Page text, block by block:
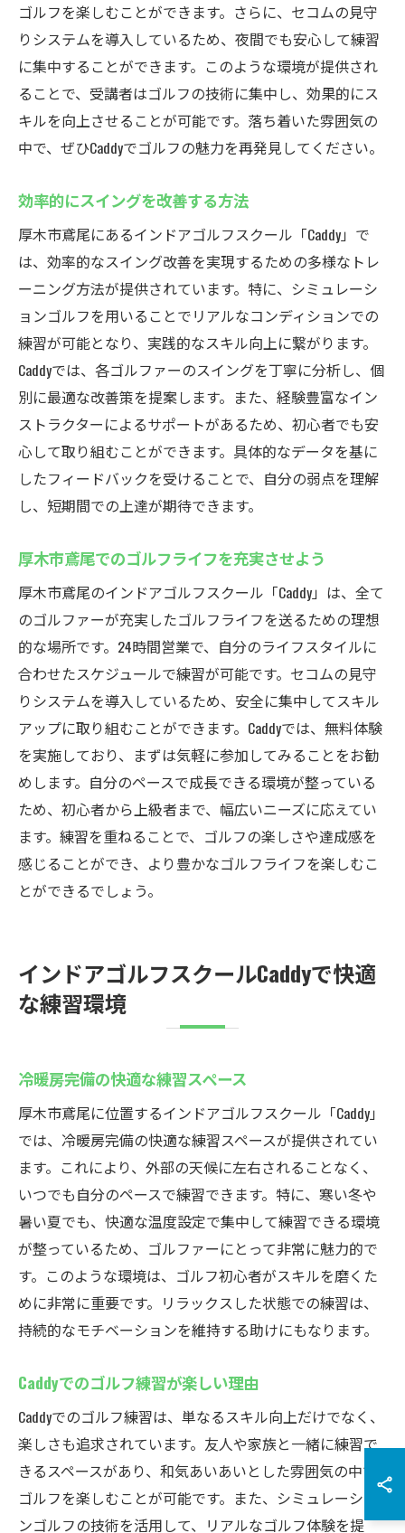
ゴルフを楽しむことができます。さらに、セコムの見守
りシステムを導入しているため、夜間でも安心して練習
に集中することができます。このような環境が提供され
ることで、受講者はゴルフの技術に集中し、効果的にス
キルを向上させることが可能です。落ち着いた雰囲気の
中で、ぜひCaddyでゴルフの魅力を再発見してください。
効率的にスイングを改善する方法
厚木市鳶尾にあるインドアゴルフスクール「Caddy」で
は、効率的なスイング改善を実現するための多様なトレ
ーニング方法が提供されています。特に、シミュレーシ
ョンゴルフを用いることでリアルなコンディションでの
練習が可能となり、実践的なスキル向上に繋がります。
Caddyでは、各ゴルファーのスイングを丁寧に分析し、個
別に最適な改善策を提案します。また、経験豊富なイン
ストラクターによるサポートがあるため、初心者でも安
心して取り組むことができます。具体的なデータを基に
したフィードバックを受けることで、自分の弱点を理解
し、短期間での上達が期待できます。
厚木市鳶尾でのゴルフライフを充実させよう
厚木市鳶尾のインドアゴルフスクール「Caddy」は、全て
のゴルファーが充実したゴルフライフを送るための理想
的な場所です。24時間営業で、自分のライフスタイルに
合わせたスケジュールで練習が可能です。セコムの見守
りシステムを導入しているため、安全に集中してスキル
アップに取り組むことができます。Caddyでは、無料体験
を実施しており、まずは気軽に参加してみることをお勧
めします。自分のペースで成長できる環境が整っている
ため、初心者から上級者まで、幅広いニーズに応えてい
ます。練習を重ねることで、ゴルフの楽しさや達成感を
感じることができ、より豊かなゴルフライフを楽しむこ
とができるでしょう。
インドアゴルフスクールCaddyで快適
な練習環境
冷暖房完備の快適な練習スペース
厚木市鳶尾に位置するインドアゴルフスクール「Caddy」
では、冷暖房完備の快適な練習スペースが提供されてい
ます。これにより、外部の天候に左右されることなく、
いつでも自分のペースで練習できます。特に、寒い冬や
暑い夏でも、快適な温度設定で集中して練習できる環境
が整っているため、ゴルファーにとって非常に魅力的で
す。このような環境は、ゴルフ初心者がスキルを磨くた
めに非常に重要です。リラックスした状態での練習は、
持続的なモチベーションを維持する助けにもなります。
Caddyでのゴルフ練習が楽しい理由
Caddyでのゴルフ練習は、単なるスキル向上だけでなく、
楽しさも追求されています。友人や家族と一緒に練習で
きるスペースがあり、和気あいあいとした雰囲気の中で
ゴルフを楽しむことが可能です。また、シミュレーショ
ンゴルフの技術を活用して、リアルなゴルフ体験を提